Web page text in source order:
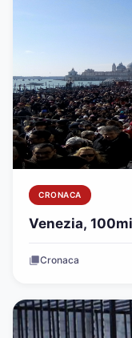
CRONACA
Venezia,
Cronaca